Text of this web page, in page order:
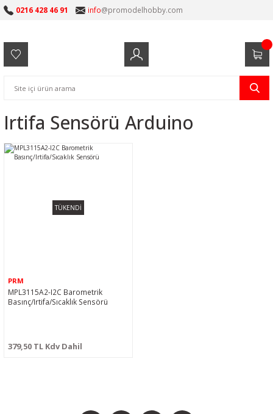
0216 428 46 91 info@promodelhobby.com
Irtifa Sensörü Arduino
TÜKENDİ
PRM
MPL3115A2-I2C Barometrik
Basınç/Irtifa/Sıcaklık Sensörü
379,50 TL Kdv Dahil